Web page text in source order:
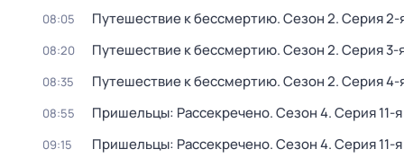
08:05 Путешествие к бессмертию. Сезон 2. Серия 2-
08:20 Путешествие к бессмертию. Сезон 2. Серия 3-
08:35 Путешествие к бессмертию. Сезон 2. Серия 4-
08:55 Пришельцы: Рассекречено. Сезон 4. Серия 11-я
09:15 Пришельцы: Рассекречено. Сезон 4. Серия 11-я